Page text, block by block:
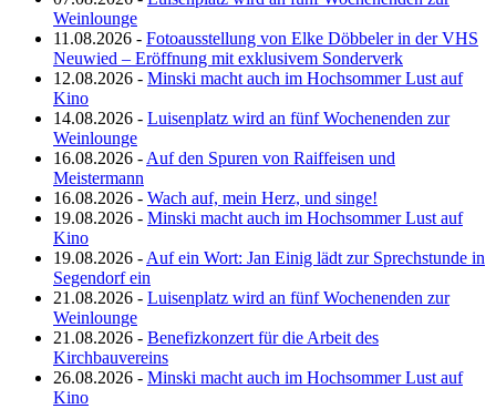
Weinlounge
11.08.2026 - Fotoausstellung von Elke Döbbeler in der VHS
Neuwied – Eröffnung mit exklusivem Sonderverk
12.08.2026 - Minski macht auch im Hochsommer Lust auf
Kino
14.08.2026 - Luisenplatz wird an fünf Wochenenden zur
Weinlounge
16.08.2026 - Auf den Spuren von Raiffeisen und
Meistermann
16.08.2026 - Wach auf, mein Herz, und singe!
19.08.2026 - Minski macht auch im Hochsommer Lust auf
Kino
19.08.2026 - Auf ein Wort: Jan Einig lädt zur Sprechstunde in
Segendorf ein
21.08.2026 - Luisenplatz wird an fünf Wochenenden zur
Weinlounge
21.08.2026 - Benefizkonzert für die Arbeit des
Kirchbauvereins
26.08.2026 - Minski macht auch im Hochsommer Lust auf
Kino